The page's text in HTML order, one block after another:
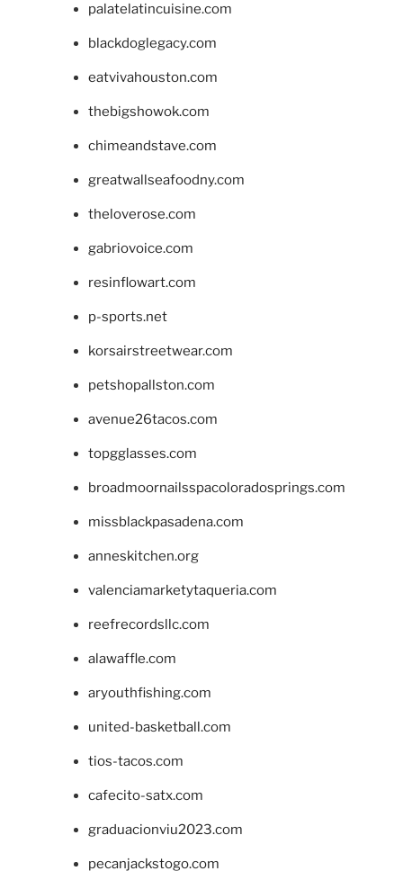
palatelatincuisine.com
blackdoglegacy.com
eatvivahouston.com
thebigshowok.com
chimeandstave.com
greatwallseafoodny.com
theloverose.com
gabriovoice.com
resinflowart.com
p-sports.net
korsairstreetwear.com
petshopallston.com
avenue26tacos.com
topgglasses.com
broadmoornailsspacoloradosprings.com
missblackpasadena.com
anneskitchen.org
valenciamarketytaqueria.com
reefrecordsllc.com
alawaffle.com
aryouthfishing.com
united-basketball.com
tios-tacos.com
cafecito-satx.com
graduacionviu2023.com
pecanjackstogo.com